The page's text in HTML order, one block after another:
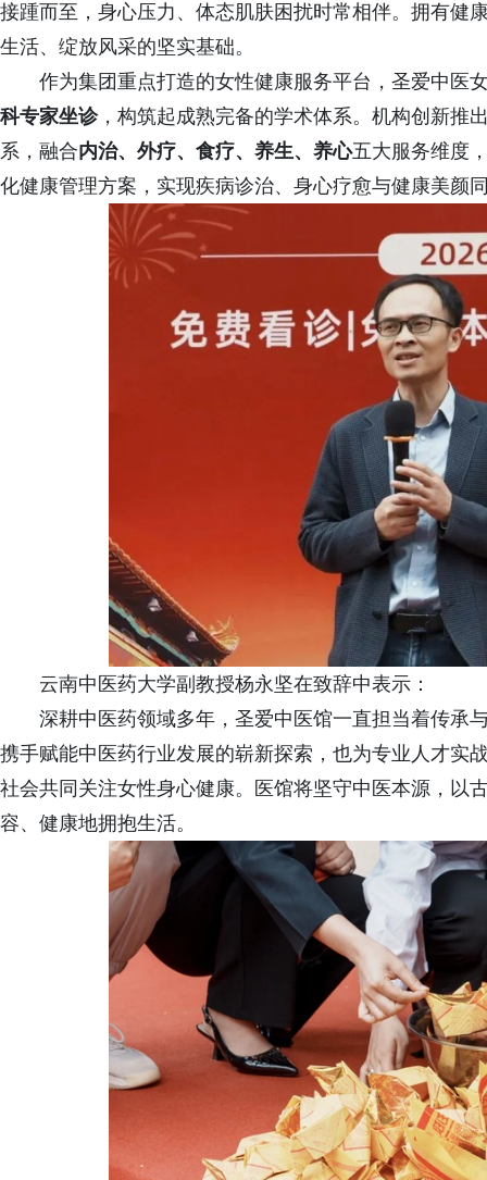
接踵而至，身心压力、体态肌肤困扰时常相伴。拥有健
生活、绽放风采的坚实基础。
作为集团重点打造的女性健康服务平台，圣爱中医
科专家坐诊，构筑起成熟完备的学术体系。机构创新推
系，融合内治、外疗、食疗、养生、养心五大服务维度
化健康管理方案，实现疾病诊治、身心疗愈与健康美颜
云南中医药大学副教授杨永坚在致辞中表示：
深耕中医药领域多年，圣爱中医馆一直担当着传承
携手赋能中医药行业发展的崭新探索，也为专业人才实
社会共同关注女性身心健康。医馆将坚守中医本源，以
容、健康地拥抱生活。